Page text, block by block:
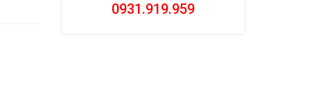
0931.919.959